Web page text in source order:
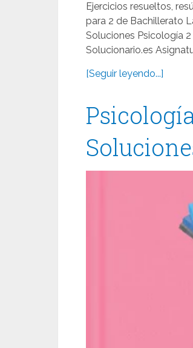
Ejercicios resueltos,
para 2 de Bachillerato
Soluciones Psicología
Solucionario.es
[Seguir leyendo...]